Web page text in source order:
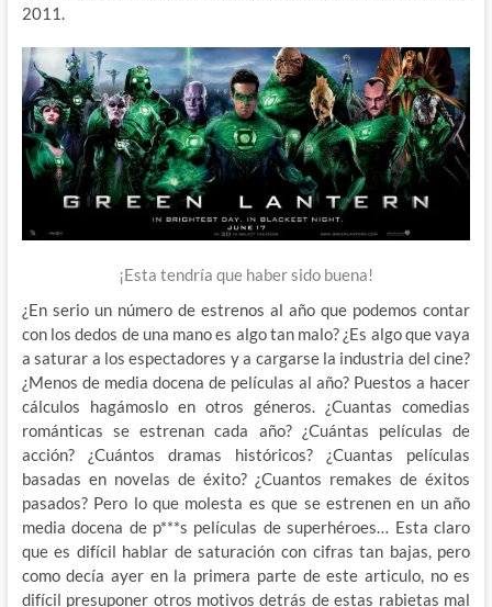
2011.
¡Esta tendría que haber sido buena!
¿En serio un número de estrenos al año que podemos contar
con los dedos de una mano es algo tan malo? ¿Es algo que vaya
a saturar a los espectadores y a cargarse la industria del cine?
¿Menos de media docena de películas al año? Puestos a hacer
cálculos hagámoslo en otros géneros. ¿Cuantas comedias
románticas se estrenan cada año? ¿Cuántas películas de
acción? ¿Cuántos dramas históricos? ¿Cuantas películas
basadas en novelas de éxito? ¿Cuantos remakes de éxitos
pasados? Pero lo que molesta es que se estrenen en un año
media docena de p***s películas de superhéroes… Esta claro
que es difícil hablar de saturación con cifras tan bajas, pero
como decía ayer en la primera parte de este articulo, no es
difícil presuponer otros motivos detrás de estas rabietas mal